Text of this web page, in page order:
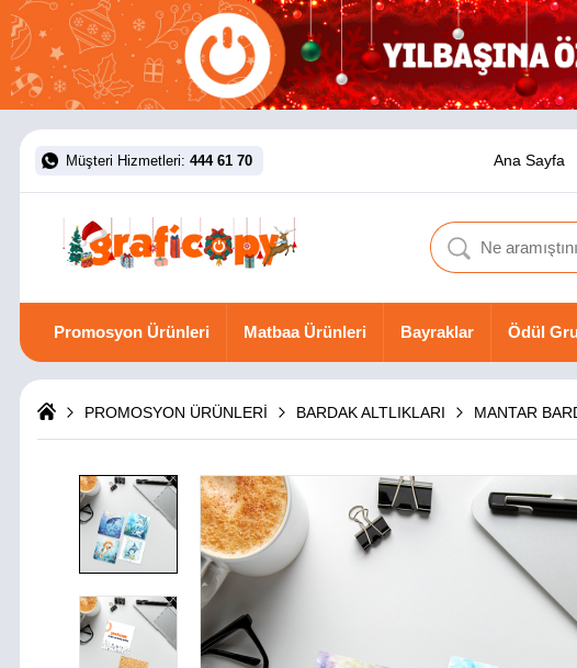
Müşteri Hizmetleri: 444 61 70 Ana Sayfa
Promosyon Ürünleri Matbaa Ürünleri Bayraklar Ödül
PROMOSYON ÜRÜNLERİ BARDAK ALTLIKLARI MANTAR